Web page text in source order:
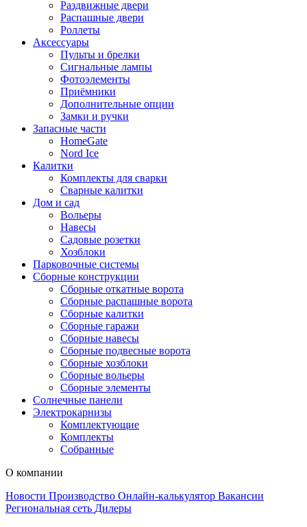
Раздвижные двери
Распашные двери
Роллеты
Аксессуары
Пульты и брелки
Сигнальные лампы
Фотоэлементы
Приёмники
Дополнительные опции
Замки и ручки
Запасные части
HomeGate
Nord Ice
Калитки
Комплекты для сварки
Сварные калитки
Дом и сад
Вольеры
Навесы
Садовые розетки
Хозблоки
Парковочные системы
Сборные конструкции
Сборные откатные ворота
Сборные распашные ворота
Сборные калитки
Сборные гаражи
Сборные навесы
Сборные подвесные ворота
Сборные хозблоки
Сборные вольеры
Сборные элементы
Солнечные панели
Электрокарнизы
Комплектующие
Комплекты
Собранные
О компании
Новости Производство Онлайн-калькулятор Вакансии
Региональная сеть Дилеры